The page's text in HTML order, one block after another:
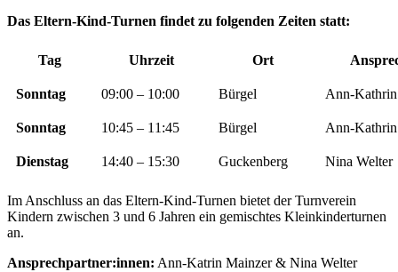
Das Eltern-Kind-Turnen findet zu folgenden Zeiten statt:
Tag Uhrzeit Ort
Sonntag 09:00 – 10:00 Bürgel Ann-
Sonntag 10:45 – 11:45 Bürgel Ann-
Dienstag 14:40 – 15:30 Guckenberg Nina Welter
Im Anschluss an das Eltern-Kind-Turnen bietet der Turnverein
Kindern zwischen 3 und 6 Jahren ein gemischtes Kleinkinderturnen
an.
Ansprechpartner:innen: Ann-Katrin Mainzer & Nina Welter